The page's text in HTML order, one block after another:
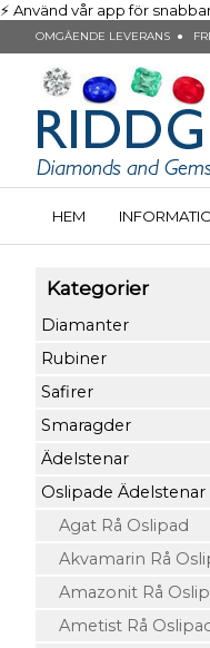
⚡ Använd vår app för
OMGÅENDE LEVERANS ●
HEM
Kategorier
Diamanter
Rubiner
Safirer
Smaragder
Ädelstenar
Oslipade Ädelstenar
Agat Rå Oslipad
Akvamarin Rå
Amazonit Rå
Ametist Rå